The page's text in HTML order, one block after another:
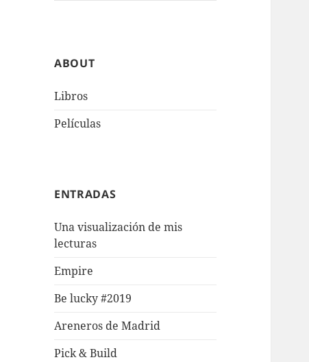
ABOUT
Libros
Películas
ENTRADAS
Una visualización de mis
lecturas
Empire
Be lucky #2019
Areneros de Madrid
Pick & Build